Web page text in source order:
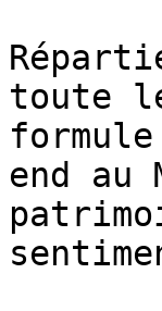
toute
end au